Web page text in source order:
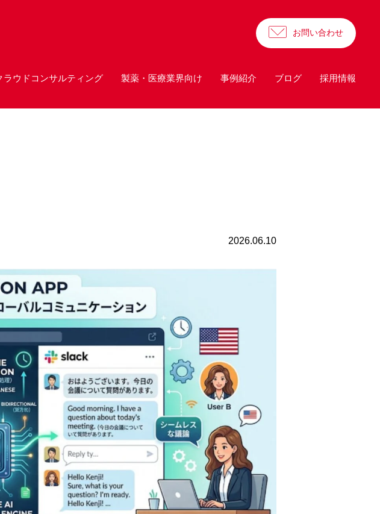
お問い合わせ
ラウドコンサルティング 製薬・医療業界向け 事例紹介 ブログ 採用情報
2026.06.10